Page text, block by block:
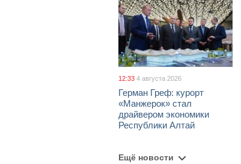
12:33 4 августа 2026
Герман Греф: курорт
«Манжерок» стал
драйвером экономики
Республики Алтай
Ещё новости